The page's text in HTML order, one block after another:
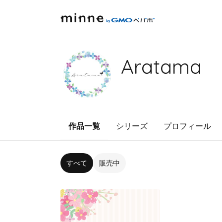
Aratama
作品一覧 シリーズ プロフィール
すべて 販売中